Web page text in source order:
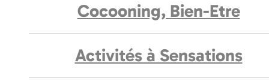
Cocooning, Bien-Etre
Activités à Sensations